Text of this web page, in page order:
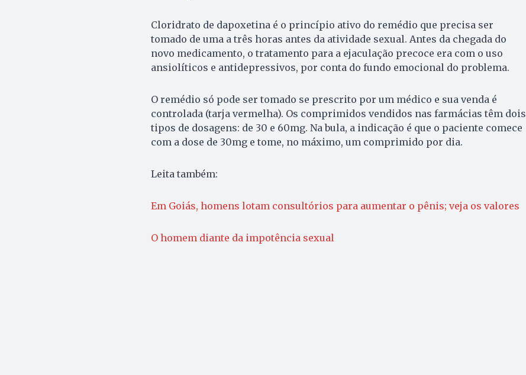
Cloridrato de dapoxetina é o princípio ativo do remédio que precisa ser
tomado de uma a três horas antes da atividade sexual. Antes da chegada do
novo medicamento, o tratamento para a ejaculação precoce era com o uso
ansiolíticos e antidepressivos, por conta do fundo emocional do problema.
O remédio só pode ser tomado se prescrito por um médico e sua venda é
controlada (tarja vermelha). Os comprimidos vendidos nas farmácias têm dois
tipos de dosagens: de 30 e 60mg. Na bula, a indicação é que o paciente comece
com a dose de 30mg e tome, no máximo, um comprimido por dia.
Leita também:
Em Goiás, homens lotam consultórios para aumentar o pênis; veja os valores
O homem diante da impotência sexual